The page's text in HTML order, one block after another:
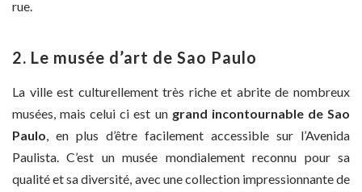
rue.
2. Le musée d’art de Sao Paulo
La ville est culturellement très riche et abrite de nombreux
musées, mais celui ci est un grand incontournable de Sao
Paulo, en plus d’être facilement accessible sur l’Avenida
Paulista. C’est un musée mondialement reconnu pour sa
qualité et sa diversité, avec une collection impressionnante de